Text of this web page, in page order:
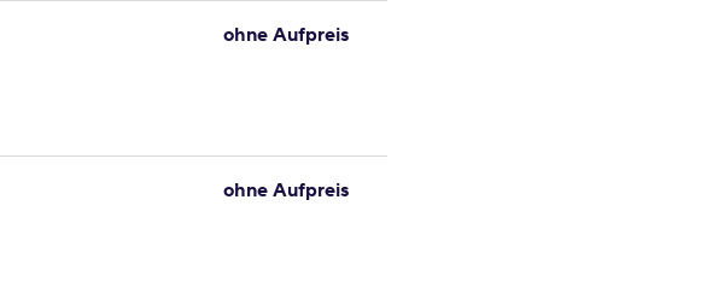
ohne Aufpreis
ohne Aufpreis